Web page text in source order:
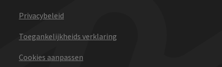
Privacybeleid
Toegankelijkheids verklaring
Cookies aanpassen